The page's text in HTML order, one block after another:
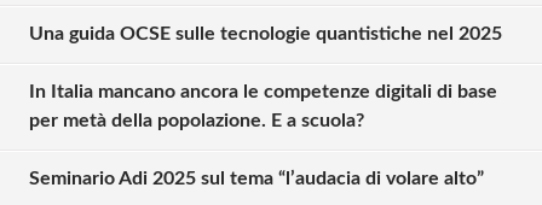
Una guida OCSE sulle tecnologie quantistiche nel 2025
In Italia mancano ancora le competenze digitali di base
per metà della popolazione. E a scuola?
Seminario Adi 2025 sul tema “l’audacia di volare alto”